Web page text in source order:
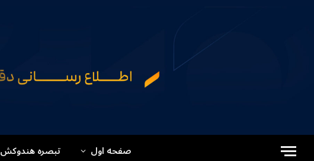
صفحه اول تبصره هندوکش